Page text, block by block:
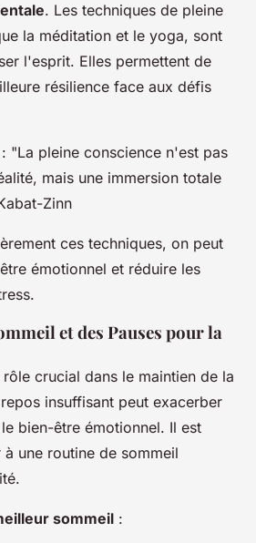
. Les techniques de pleine
la méditation et le yoga, sont
l'esprit. Elles permettent de
résilience face aux défis
: "La pleine conscience n'est pas
mais une immersion totale
Zinn
ces techniques, on peut
émotionnel et réduire les
et des Pauses pour la
crucial dans le maintien de la
insuffisant peut exacerber
bien-être émotionnel. Il est
une routine de sommeil
sommeil :